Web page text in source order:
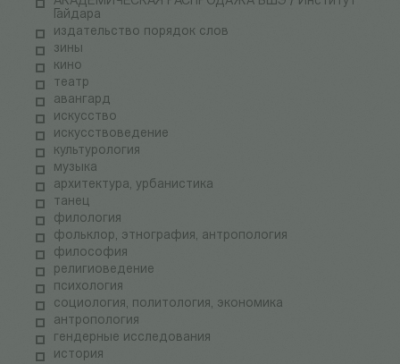
Гайдара
издательство порядок слов
зины
кино
театр
авангард
искусство
искусствоведение
культурология
музыка
архитектура, урбанистика
танец
филология
фольклор, этнография, антропология
философия
религиоведение
психология
социология, политология, экономика
антропология
гендерные исследования
история